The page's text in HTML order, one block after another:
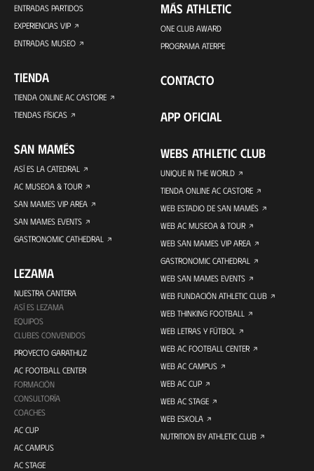
ENTRADAS PARTIDOS
EXPERIENCIAS VIP
ENTRADAS MUSEO
TIENDA
TIENDA ONLINE AC CASTORE
TIENDAS FÍSICAS
SAN MAMÉS
ASÍ ES LA CATEDRAL
AC MUSEOA & TOUR
SAN MAMES VIP AREA
SAN MAMES EVENTS
GASTRONOMIC CATHEDRAL
LEZAMA
NUESTRA CANTERA
ASÍ ES LEZAMA
EQUIPOS
CLUBES CONVENIDOS
PROYECTO GARATHUZ
AC FOOTBALL CENTER
FORMACIÓN
CONSULTORÍA
COACHES
AC CUP
AC CAMPUS
AC STAGE
MÁS ATHLETIC
ONE CLUB AWARD
PROGRAMA ATERPE
CONTACTO
APP OFICIAL
WEBS ATHLETIC CLUB
UNIQUE IN THE WORLD
TIENDA ONLINE AC CASTORE
WEB ESTADIO DE SAN MAMÉS
WEB AC MUSEOA & TOUR
WEB SAN MAMES VIP AREA
GASTRONOMIC CATHEDRAL
WEB SAN MAMES EVENTS
WEB FUNDACIÓN ATHLETIC CLUB
WEB THINKING FOOTBALL
WEB LETRAS Y FÚTBOL
WEB AC FOOTBALL CENTER
WEB AC CAMPUS
WEB AC CUP
WEB AC STAGE
WEB ESKOLA
NUTRITION BY ATHLETIC CLUB